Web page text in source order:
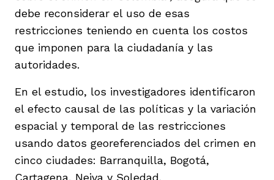
debe reconsiderar el uso de esas
restricciones teniendo en cuenta los costos
que imponen para la ciudadanía y las
autoridades.
En el estudio, los investigadores identificaron
el efecto causal de las políticas y la variación
espacial y temporal de las restricciones
usando datos georeferenciados del crimen en
cinco ciudades: Barranquilla, Bogotá,
Cartagena, Neiva y Soledad.